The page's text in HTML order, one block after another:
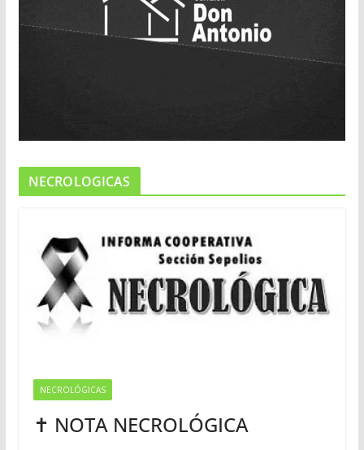
NECROLOGICAS
NECROLÓGICAS
✝ NOTA NECROLÓGICA